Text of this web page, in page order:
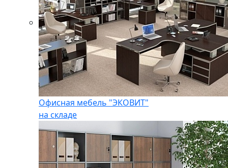
Офисная мебель "ЭКОВИТ"
на складе